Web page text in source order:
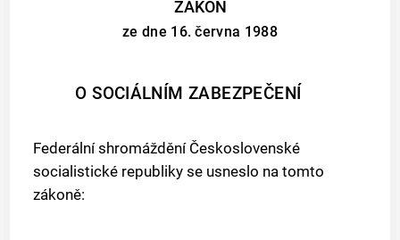
ZÁKON
ze dne 16. června 1988
O SOCIÁLNÍM ZABEZPEČENÍ
Federální shromáždění Československé
socialistické republiky se usneslo na tomto
zákoně: